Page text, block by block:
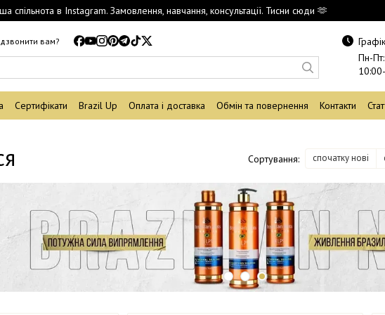
спільнота в Instagram. Замовлення, навчання, консультації. Тисни сюди 🫶
вам?
Пн-Пт:
Сертифікати Brazil Up Оплата і доставка Обмін та повернення Контакти
Сортування: спочатку нові